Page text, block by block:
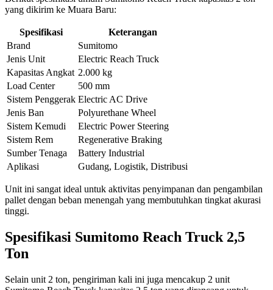
yang dikirim ke Muara Baru:
Spesifikasi
Keterangan
Brand
Sumitomo
Jenis Unit
Electric Reach Truck
Kapasitas Angkat 2.000 kg
Load Center
500 mm
Sistem Penggerak Electric AC Drive
Jenis Ban
Polyurethane Wheel
Sistem Kemudi
Electric Power Steering
Sistem Rem
Regenerative Braking
Sumber Tenaga
Battery Industrial
Aplikasi
Gudang, Logistik, Distribusi
Unit ini sangat ideal untuk aktivitas penyimpanan dan pengambilan
pallet dengan beban menengah yang membutuhkan tingkat akurasi
tinggi.
Spesifikasi Sumitomo Reach Truck 2,5
Ton
Selain unit 2 ton, pengiriman kali ini juga mencakup 2 unit